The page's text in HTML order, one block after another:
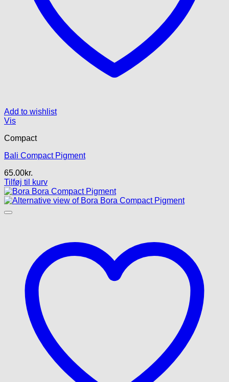
Add to wishlist
Vis
Compact
Bali Compact Pigment
65.00kr.
Tilføj til kurv